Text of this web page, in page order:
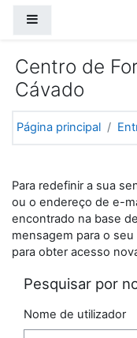
Centro de
Cávado
Página principal
Para redefinir a sua
ou o endereço de e-
encontrado na base
mensagem para o
para obter acesso
Pesquisar por
Nome de utilizador